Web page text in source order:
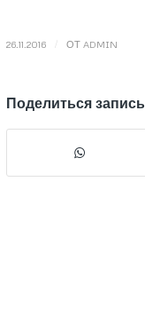
26.11.2016 ОТ ADMIN
Поделиться